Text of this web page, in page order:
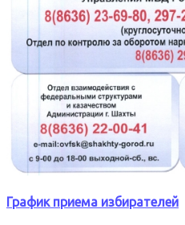
График приема избирателей